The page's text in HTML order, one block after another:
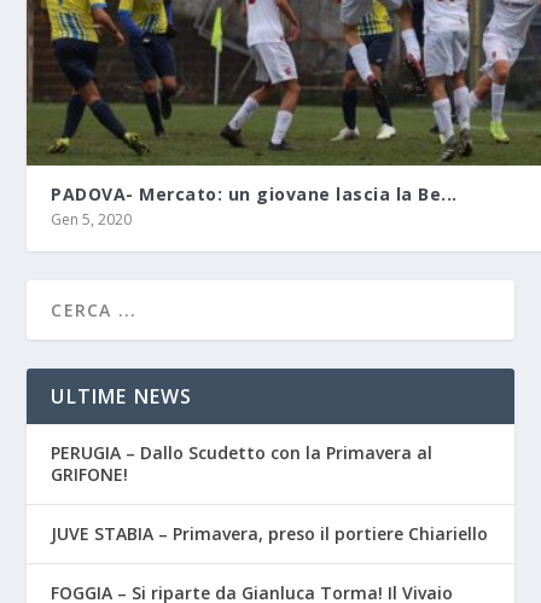
PADOVA- Mercato: un giovane lascia la Be...
Gen 5, 2020
ULTIME NEWS
PERUGIA – Dallo Scudetto con la Primavera al
GRIFONE!
JUVE STABIA – Primavera, preso il portiere Chiariello
FOGGIA – Si riparte da Gianluca Torma! Il Vivaio